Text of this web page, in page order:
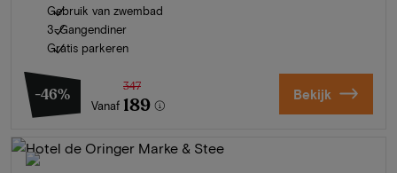
Gebruik van zwembad
3-Gangendiner
Gratis parkeren
-46%
Vanaf
347
189 Bekijk